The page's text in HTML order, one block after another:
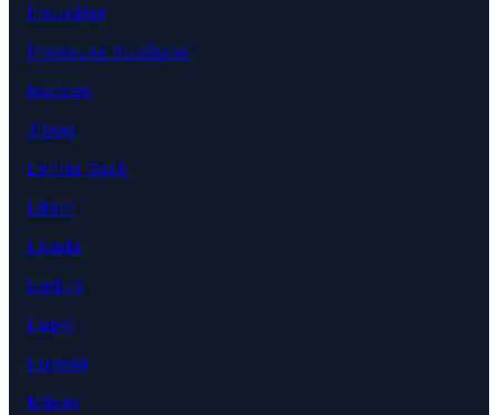
Însurăței
Întorsura Buzăului
Isaccea
Jibou
Lehliu Gară
Liteni
Livada
Luduș
Lugoj
Lupeni
Măcin